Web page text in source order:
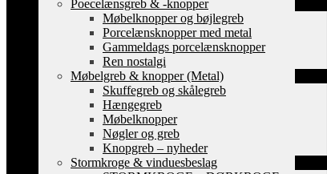
Poecelænsgreb & -knopper
Møbelknopper og bøjlegreb
Porcelænsknopper med metal
Gammeldags porcelænsknopper
Ren nostalgi
Møbelgreb & knopper (Metal)
Skuffegreb og skålegreb
Hængegreb
Møbelknopper
Nøgler og greb
Knopgreb – nyheder
Stormkroge & vinduesbeslag